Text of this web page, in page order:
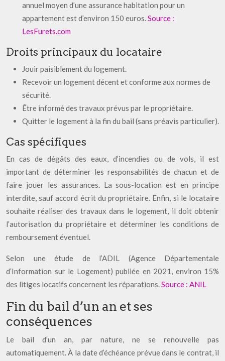
annuel moyen d’une assurance habitation pour un
appartement est d’environ 150 euros.Source :
LesFurets.com
Droits principaux du locataire
Jouir paisiblement du logement.
Recevoir un logement décent et conforme aux normes de
sécurité.
Être informé des travaux prévus par le propriétaire.
Quitter le logement à la fin du bail (sans préavis particulier).
Cas spécifiques
En cas de dégâts des eaux, d’incendies ou de vols, il est
important de déterminer les responsabilités de chacun et de
faire jouer les assurances. La sous-location est en principe
interdite, sauf accord écrit du propriétaire. Enfin, si le locataire
souhaite réaliser des travaux dans le logement, il doit obtenir
l’autorisation du propriétaire et déterminer les conditions de
remboursement éventuel.
Selon une étude de l’ADIL (Agence Départementale
d’Information sur le Logement) publiée en 2021, environ 15%
des litiges locatifs concernent les réparations.Source : ANIL
Fin du bail d’un an et ses
conséquences
Le bail d’un an, par nature, ne se renouvelle pas
automatiquement. À la date d’échéance prévue dans le contrat, il